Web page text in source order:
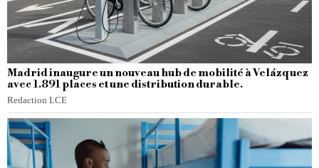
Madrid inaugure un nouveau hub de mobilité à Velázquez
avec 1.891 places et une distribution durable.
Redaction LCE